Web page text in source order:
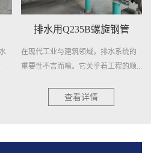
排水用Q235B螺旋钢管
在现代工业与建筑领域，排水系统的
重要性不言而喻。它关乎着工程的顺...
查看详情